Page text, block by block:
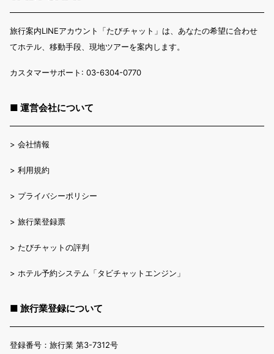
旅行案内LINEアカウント「たびチャット」は、あなたの希望に合わせ
てホテル、移動手段、現地ツアーを案内します。
カスタマーサポート: 03-6304-0770
■ 運営会社について
> 会社情報
> 利用規約
> プライバシーポリシー
> 旅行業登録票
> たびチャットの評判
> ホテル予約システム「タビチャットエンジン」
■ 旅行業登録について
登録番号：旅行業 第3-7312号